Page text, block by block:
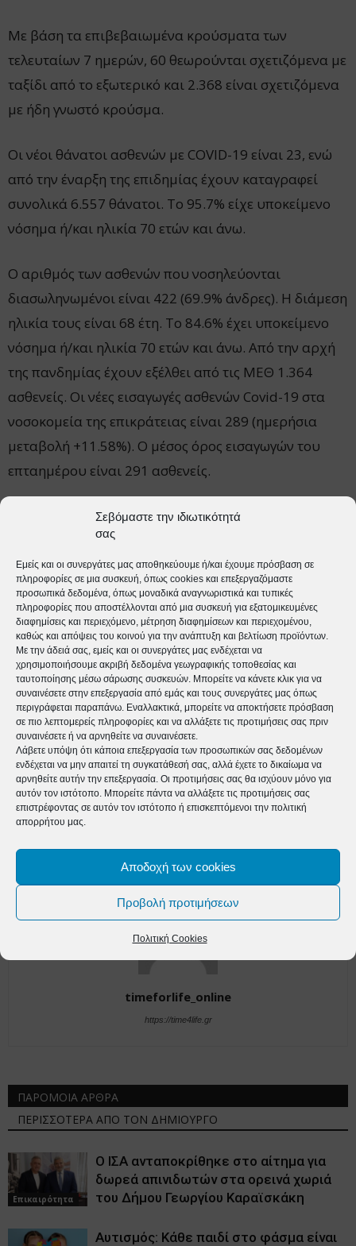
Σεβόμαστε την ιδιωτικότητά
σας
Εμείς και οι συνεργάτες μας αποθηκεύουμε ή/και έχουμε πρόσβαση σε
πληροφορίες σε μια συσκευή, όπως cookies και επεξεργαζόμαστε
προσωπικά δεδομένα, όπως μοναδικά αναγνωριστικά και τυπικές
πληροφορίες που αποστέλλονται από μια συσκευή για εξατομικευμένες
διαφημίσεις και περιεχόμενο, μέτρηση διαφημίσεων και περιεχομένου,
καθώς και απόψεις του κοινού για την ανάπτυξη και βελτίωση προϊόντων.
Με την άδειά σας, εμείς και οι συνεργάτες μας ενδέχεται να
χρησιμοποιήσουμε ακριβή δεδομένα γεωγραφικής τοποθεσίας και
ταυτοποίησης μέσω σάρωσης συσκευών. Μπορείτε να κάνετε κλικ για να
συναινέσετε στην επεξεργασία από εμάς και τους συνεργάτες μας όπως
περιγράφεται παραπάνω. Εναλλακτικά, μπορείτε να αποκτήσετε πρόσβαση
σε πιο λεπτομερείς πληροφορίες και να αλλάξετε τις προτιμήσεις σας πριν
συναινέσετε ή να αρνηθείτε να συναινέσετε.
Λάβετε υπόψη ότι κάποια επεξεργασία των προσωπικών σας δεδομένων
ενδέχεται να μην απαιτεί τη συγκατάθεσή σας, αλλά έχετε το δικαίωμα να
αρνηθείτε αυτήν την επεξεργασία. Οι προτιμήσεις σας θα ισχύουν μόνο για
αυτόν τον ιστότοπο. Μπορείτε πάντα να αλλάξετε τις προτιμήσεις σας
επιστρέφοντας σε αυτόν τον ιστότοπο ή επισκεπτόμενοι την πολιτική
απορρήτου μας.
Αποδοχή των cookies
Προβολή προτιμήσεων
Πολιτική Cookies
Με βάση τα επιβεβαιωμένα κρούσματα των
τελευταίων 7 ημερών, 60 θεωρούνται σχετιζόμενα με
ταξίδι από το εξωτερικό και 2.368 είναι σχετιζόμενα
με ήδη γνωστό κρούσμα.
Οι νέοι θάνατοι ασθενών με COVID-19 είναι 23, ενώ
από την έναρξη της επιδημίας έχουν καταγραφεί
συνολικά 6.557 θάνατοι. Το 95.7% είχε υποκείμενο
νόσημα ή/και ηλικία 70 ετών και άνω.
Ο αριθμός των ασθενών που νοσηλεύονται
διασωληνωμένοι είναι 422 (69.9% άνδρες). Η διάμεση
ηλικία τους είναι 68 έτη. To 84.6% έχει υποκείμενο
νόσημα ή/και ηλικία 70 ετών και άνω. Από την αρχή
της πανδημίας έχουν εξέλθει από τις ΜΕΘ 1.364
ασθενείς. Οι νέες εισαγωγές ασθενών Covid-19 στα
νοσοκομεία της επικράτειας είναι 289 (ημερήσια
μεταβολή +11.58%). Ο μέσος όρος εισαγωγών του
επταημέρου είναι 291 ασθενείς.
Hλικιακή κατανομή: Η διάμεση ηλικία των
κρουσμάτων είναι 44 έτη (εύρος 0.2 έως 105 έτη), ενώ
η διάμεση ηλικία των θανόντων είναι 79 έτη (εύρος
15 έως 103 έτη).
tweet
Προηγούμενο άρθρο
Εξ Αποστασεως Επιμορφωτικό
σεμινάριο με θέμα “ΑΡΧΕΣ &
ΜΕΘΟΔΟΙ ΕΚΠΑΙΔΕΥΣΗΣ
Επόμενο άρθρο
Επιστρεπτέα Προκαταβολή 6:
Άνοιξε η πλατφόρμα για τις
timeforlife_online
https://time4life.gr
ΠΑΡΟΜΟΙΑ ΑΡΘΡΑ
ΠΕΡΙΣΣΟΤΕΡΑ ΑΠΟ ΤΟΝ ΔΗΜΙΟΥΡΓΟ
Επικαιρότητα
Ο ΙΣΑ ανταποκρίθηκε στο αίτημα για
δωρεά απινιδωτών στα ορεινά χωριά
του Δήμου Γεωργίου Καραϊσκάκη
Αυτισμός: Κάθε παιδί στο φάσμα είναι